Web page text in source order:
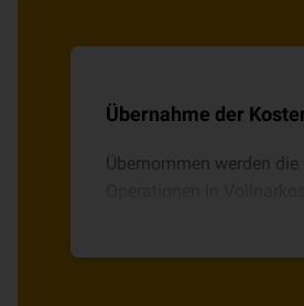
Übernahme der
Übernommen werden